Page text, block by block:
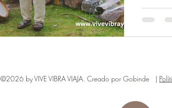
©2026 by VIVE VIBRA VIAJA. Creado por Gobinde |